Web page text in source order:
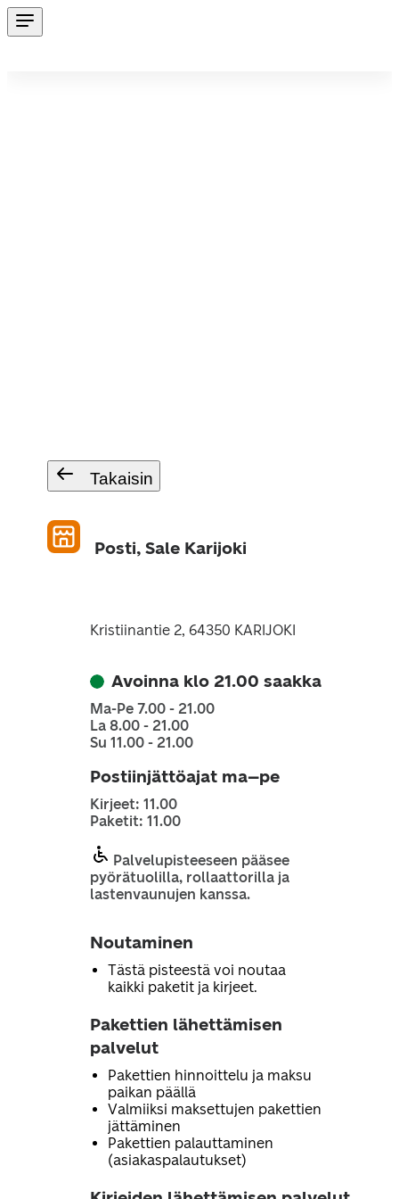
Takaisin
Posti, Sale Karijoki
Kristiinantie 2, 64350 KARIJOKI
Avoinna klo 21.00 saakka
Ma-Pe 7.00 - 21.00
La 8.00 - 21.00
Su 11.00 - 21.00
Postiinjättöajat ma–pe
Kirjeet: 11.00
Paketit: 11.00
Palvelupisteeseen pääsee
pyörätuolilla, rollaattorilla ja
lastenvaunujen kanssa.
Noutaminen
Tästä pisteestä voi noutaa
kaikki paketit ja kirjeet.
Pakettien lähettämisen
palvelut
Pakettien hinnoittelu ja maksu
paikan päällä
Valmiiksi maksettujen pakettien
jättäminen
Pakettien palauttaminen
(asiakaspalautukset)